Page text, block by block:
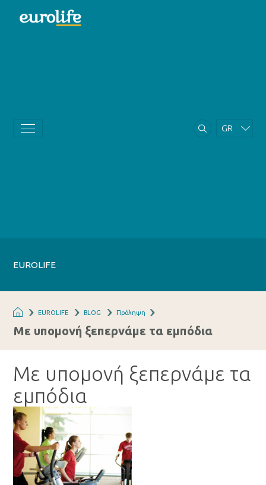
GR
EUROLIFE
EUROLIFE BLOG Πρόληψη
Με υπομονή ξεπερνάμε τα εμπόδια
Με υπομονή ξεπερνάμε τα
εμπόδια